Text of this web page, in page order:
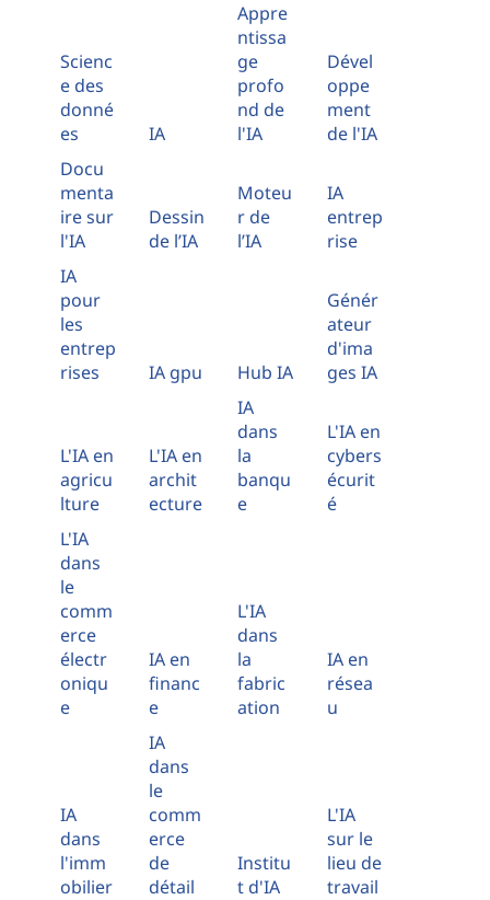
Scienc
e des
donné
es
IA
Appre
ntissa
ge
profo
nd de
l'IA
Dével
oppe
ment
de l'IA
Docu
menta
ire sur
l'IA
Dessin
de l’IA
Moteu
r de
l’IA
IA
entrep
rise
IA
pour
les
entrep
rises
IA gpu Hub IA
Génér
ateur
d'ima
ges IA
L'IA en
agricu
lture
L'IA en
archit
ecture
IA
dans
la
banqu
e
L'IA en
cybers
écurit
é
L'IA
dans
le
comm
erce
électr
oniqu
e
IA en
financ
e
L'IA
dans
la
fabric
ation
IA en
résea
u
IA
dans
l'imm
obilier
IA
dans
le
comm
erce
de
détail
Institu
t d'IA
L'IA
sur le
lieu de
travail